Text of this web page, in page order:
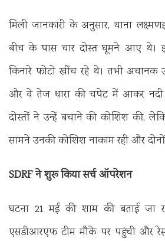
मिली जानकारी के अनुसार, थाना
बीच के पास चार दोस्त घूमने आए थे।
किनारे फोटो खींच रहे थे। तभी अचानक
और वे तेज धारा की चपेट में आकर
दोस्तों ने उन्हें बचाने की कोशिश की,
सामने उनकी कोशिश नाकाम रही और
SDRF ने शुरू किया सर्च ऑपरेशन
घटना 21 मई की शाम की बताई जा
एसडीआरएफ टीम मौके पर पहुंची और